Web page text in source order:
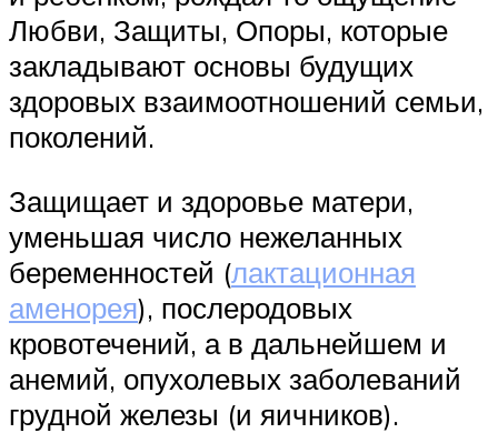
Любви, Защиты, Опоры, которые
закладывают основы будущих
здоровых взаимоотношений семьи,
поколений.
Защищает и здоровье матери,
уменьшая число нежеланных
беременностей (лактационная
аменорея), послеродовых
кровотечений, а в дальнейшем и
анемий, опухолевых заболеваний
грудной железы (и яичников).